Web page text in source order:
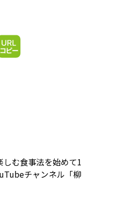
む食事法を始めて1
チャンネル「柳